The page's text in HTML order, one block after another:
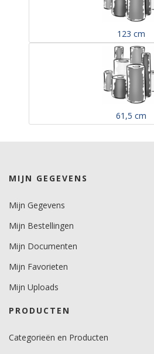
123 cm
61,5 cm
MIJN GEGEVENS
Mijn Gegevens
Mijn Bestellingen
Mijn Documenten
Mijn Favorieten
Mijn Uploads
PRODUCTEN
Categorieën en Producten